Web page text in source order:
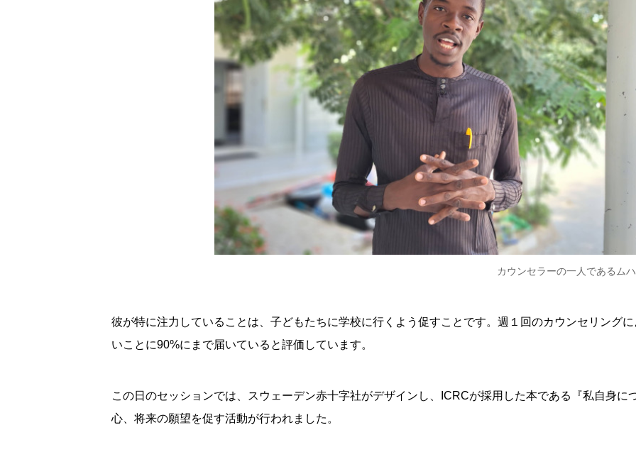
カウンセラーの一人であるム
彼が特に注力していることは、子どもたちに学校に行くよう促すことです。週１回のカウンセリング
いことに90%にまで届いていると評価しています。
この日のセッションでは、スウェーデン赤十字社がデザインし、ICRCが採用した本である『私自身に
心、将来の願望を促す活動が行われました。